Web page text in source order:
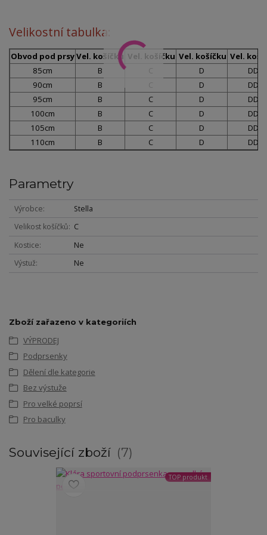
Velikostní tabulka:
Obvod pod prsyVel. košíčku Vel. košíčku Vel. košíčku Vel.
85cm
B C D
DD
90cm
B C D
DD
95cm
B C D
DD
100cm
B C D
DD
105cm
B C D
DD
110cm
B C D DD
Parametry
Výrobce
Stella
Velikost košíčků
C
Kostice
Ne
Výstuž
Ne
Zboží zařazeno v kategoriích
VÝPRODEJ
Podprsenky
Dělení dle kategorie
Bez výstuže
Pro velké poprsí
Pro baculky
Související zboží 7
TOP produkt